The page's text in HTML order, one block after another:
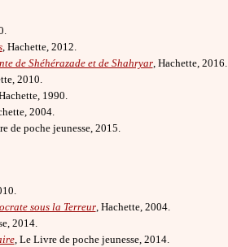
, Hachette, 2012.
de Shéhérazade et de Shahryar, Hachette, 2016.
2010.
1990.
2004.
de poche jeunesse, 2015.
sous la Terreur, Hachette, 2004.
2014.
, Le Livre de poche jeunesse, 2014.